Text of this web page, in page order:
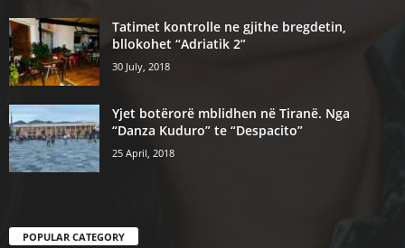
Tatimet kontrolle ne gjithe bregdetin,
bllokohet “Adriatik 2”
30 July, 2018
Yjet botërorë mblidhen në Tiranë. Nga
“Danza Kuduro” te “Despacito”
25 April, 2018
POPULAR CATEGORY